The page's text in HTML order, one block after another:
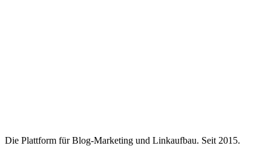
Die Plattform für Blog-Marketing und Linkaufbau. Seit 2015.